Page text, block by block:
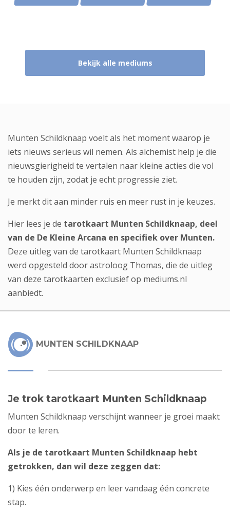
Bekijk alle mediums
Munten Schildknaap voelt als het moment waarop je
iets nieuws serieus wil nemen. Als alchemist help je die
nieuwsgierigheid te vertalen naar kleine acties die vol
te houden zijn, zodat je echt progressie ziet.
Je merkt dit aan minder ruis en meer rust in je keuzes.
Hier lees je de tarotkaart Munten Schildknaap, deel
van de De Kleine Arcana en specifiek over Munten.
Deze uitleg van de tarotkaart Munten Schildknaap
werd opgesteld doorastroloog Thomas, die de uitleg
van deze tarotkaarten exclusief op mediums.nl
aanbiedt.
MUNTEN SCHILDKNAAP
Je trok tarotkaart Munten Schildknaap
Munten Schildknaap verschijnt wanneer je groei maakt
door te leren.
Als je de tarotkaart Munten Schildknaap hebt
getrokken, dan wil deze zeggen dat:
1) Kies één onderwerp en leer vandaag één concrete
stap.